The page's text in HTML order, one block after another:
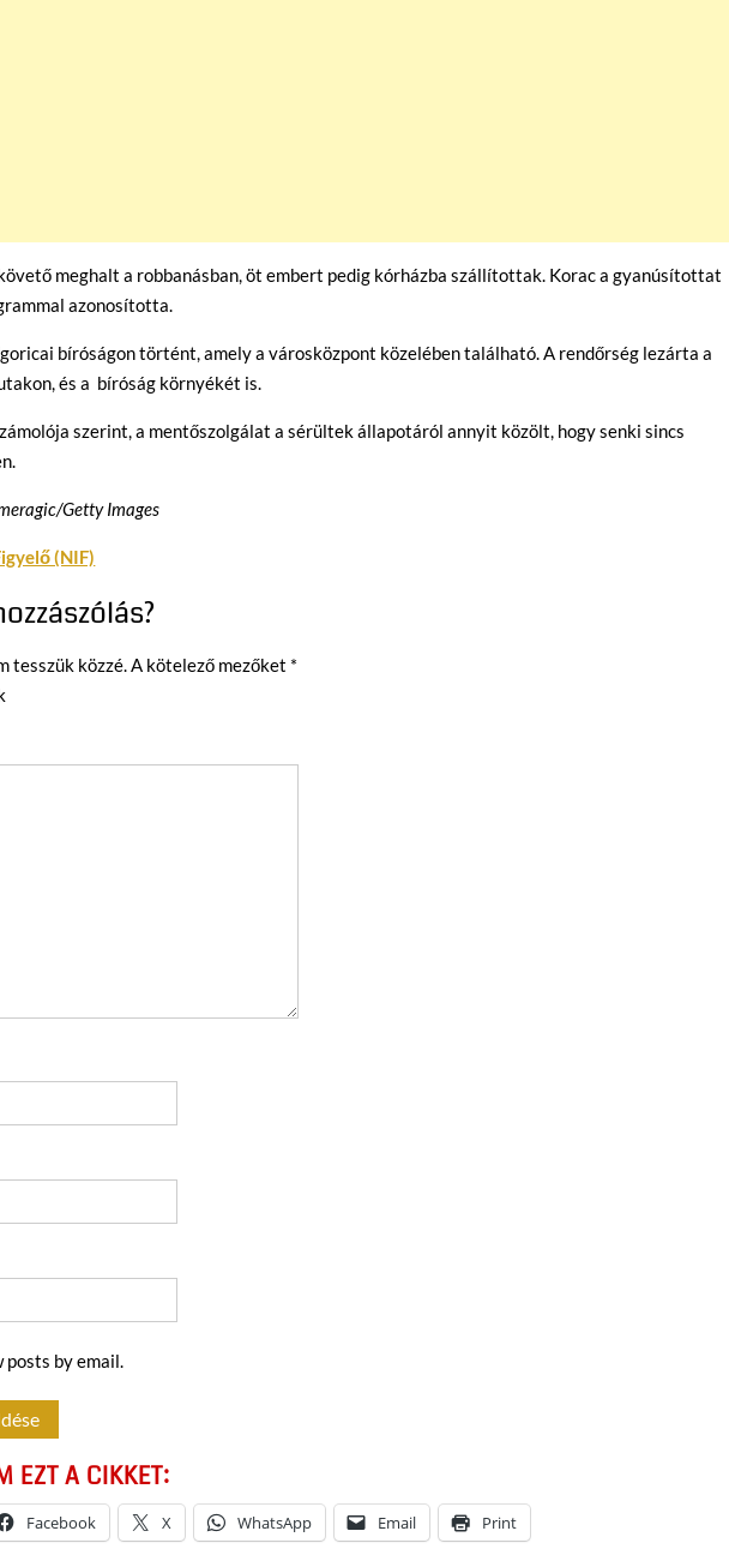
meghalt a robbanásban, öt embert pedig kórházba szállítottak. Korac a gyanúsítottat
azonosította.
bíróságon történt, amely a városközpont közelében található. A rendőrség lezárta a
és a bíróság környékét is.
szerint, a mentőszolgálat a sérültek állapotáról annyit közölt, hogy senki sincs
Getty Images
(NIF)
tesszük közzé. A kötelező mezőket *
by email.
EZT A CIKKET:
Facebook X WhatsApp Email Print